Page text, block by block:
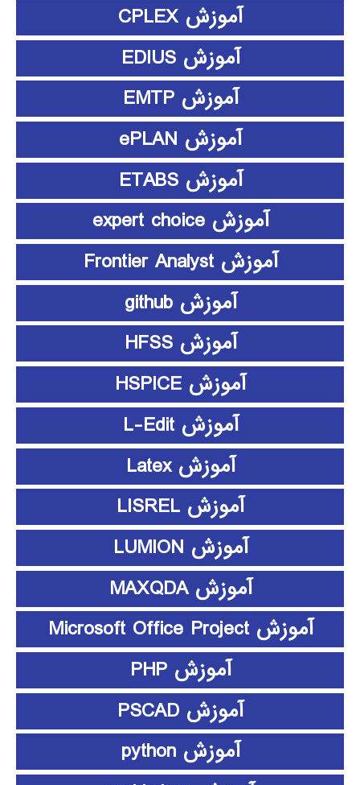
آموزش CPLEX
آموزش EDIUS
آموزش EMTP
آموزش ePLAN
آموزش ETABS
آموزش expert choice
آموزش Frontier Analyst
آموزش github
آموزش HFSS
آموزش HSPICE
آموزش L-Edit
آموزش Latex
آموزش LISREL
آموزش LUMION
آموزش MAXQDA
آموزش Microsoft Office Project
آموزش PHP
آموزش PSCAD
آموزش python